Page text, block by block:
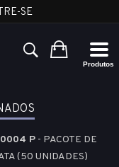
SE
P- PACOTE DE
(50 UNIDADES)